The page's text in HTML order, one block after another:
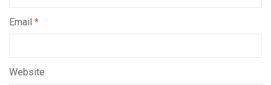
Email *
Website